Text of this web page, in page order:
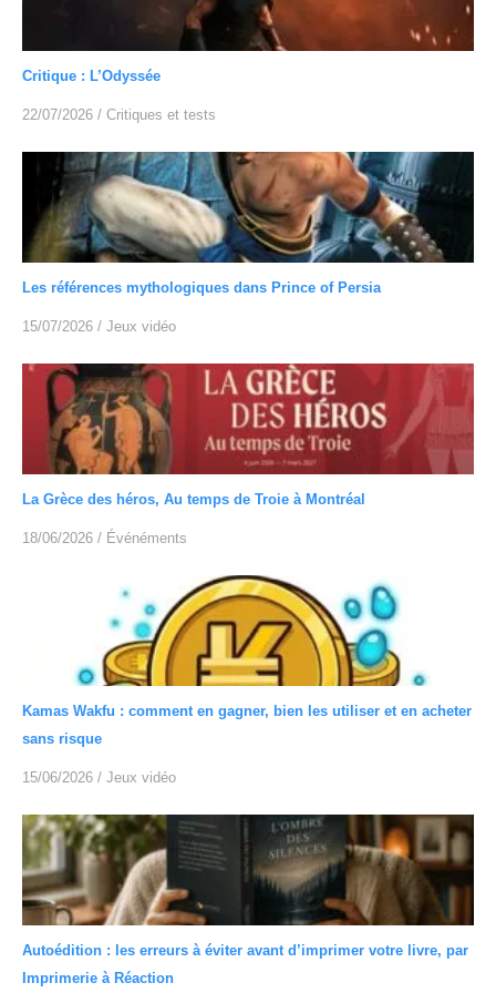
Critique : L’Odyssée
22/07/2026 / Critiques et tests
Les références mythologiques dans Prince of Persia
15/07/2026 / Jeux vidéo
La Grèce des héros, Au temps de Troie à Montréal
18/06/2026 / Événéments
Kamas Wakfu : comment en gagner, bien les utiliser et en acheter
sans risque
15/06/2026 / Jeux vidéo
Autoédition : les erreurs à éviter avant d’imprimer votre livre, par
Imprimerie à Réaction